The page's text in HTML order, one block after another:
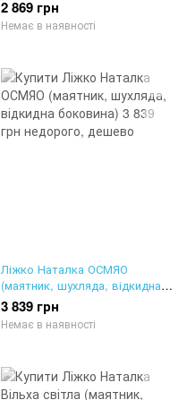
2 869 грн
Немає в наявності
Ліжко Наталка ОСМЯО
(маятник, шухляда, відкидна
боковина)
3 839 грн
Немає в наявності